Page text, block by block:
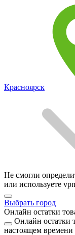
Красноярск
Не смогли
или используете vpn
Выбрать город
Онлайн остатки
Онлайн остатки
настоящем времени